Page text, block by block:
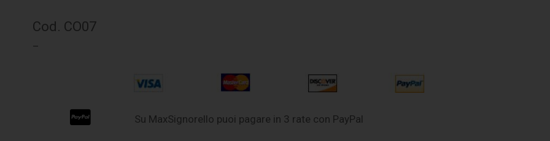
Cod. CO07
–
Su MaxSignorello puoi pagare in 3 rate con PayPal